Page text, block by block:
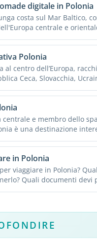
digitale in Polonia
costa sul Mar Baltico,
centrale e
Polonia
al centro dell’Europa,
Ceca, Slovacchia,
centrale e membro dello
è una destinazione
in Polonia
viaggiare in Polonia?
Quali documenti devi